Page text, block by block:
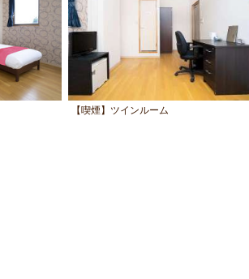
【喫煙】ツインルーム